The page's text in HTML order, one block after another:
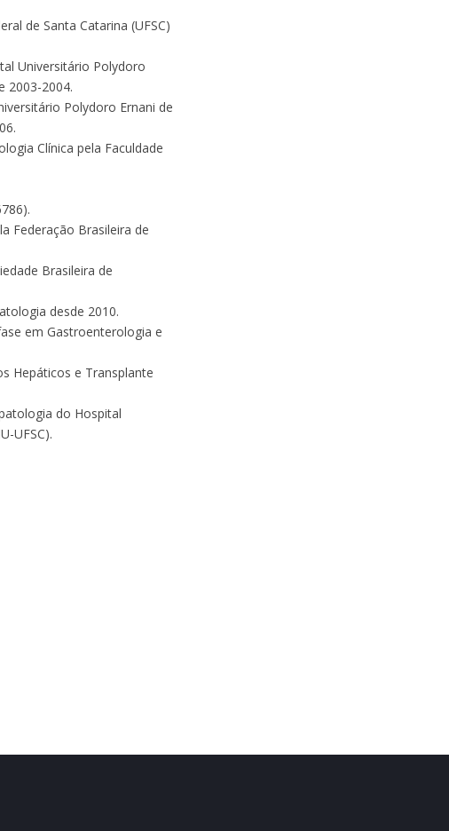
de Santa Catarina (UFSC)
Universitário Polydoro
2003-2004.
Polydoro Ernani de
Clínica pela Faculdade
Federação Brasileira de
Brasileira de
desde 2010.
em Gastroenterologia e
Hepáticos e Transplante
do Hospital
UFSC).